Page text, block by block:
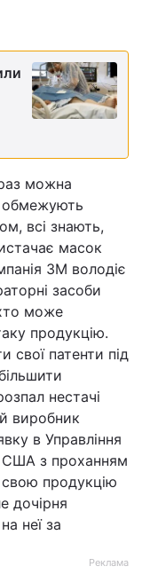
можна
обмежують
всі знають,
масок
3М володіє
засоби
може
продукцію.
свої патенти під
нестачі
виробник
в Управління
США з проханням
продукцію
дочірня
неї за
Реклама